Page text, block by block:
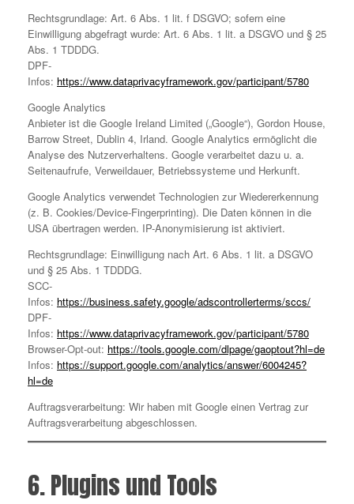
Rechtsgrundlage: Art. 6 Abs. 1 lit. f DSGVO; sofern eine
Einwilligung abgefragt wurde: Art. 6 Abs. 1 lit. a DSGVO und § 25
Abs. 1 TDDDG.
DPF-
Infos: https://www.dataprivacyframework.gov/participant/5780
Google Analytics
Anbieter ist die Google Ireland Limited („Google“), Gordon House,
Barrow Street, Dublin 4, Irland. Google Analytics ermöglicht die
Analyse des Nutzerverhaltens. Google verarbeitet dazu u. a.
Seitenaufrufe, Verweildauer, Betriebssysteme und Herkunft.
Google Analytics verwendet Technologien zur Wiedererkennung
(z. B. Cookies/Device-Fingerprinting). Die Daten können in die
USA übertragen werden. IP-Anonymisierung ist aktiviert.
Rechtsgrundlage: Einwilligung nach Art. 6 Abs. 1 lit. a DSGVO
und § 25 Abs. 1 TDDDG.
SCC-
Infos: https://business.safety.google/adscontrollerterms/sccs/
DPF-
Infos: https://www.dataprivacyframework.gov/participant/5780
Browser-Opt-out: https://tools.google.com/dlpage/gaoptout?hl=de
Infos: https://support.google.com/analytics/answer/6004245?
hl=de
Auftragsverarbeitung: Wir haben mit Google einen Vertrag zur
Auftragsverarbeitung abgeschlossen.
6. Plugins und Tools